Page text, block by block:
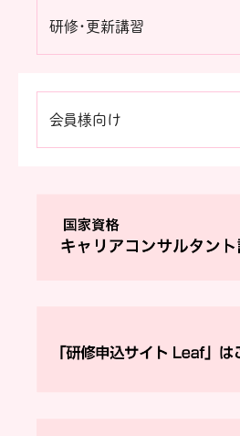
研修・更新講習
会員様向け